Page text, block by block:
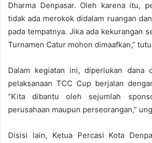
Dharma Denpasar. Oleh karena itu,
tidak ada merokok didalam ruangan
pada tempatnya. Jika ada kekurangan
Turnamen Catur mohon dimaafkan,”
Dalam kegiatan ini, diperlukan dana
pelaksanaan TCC Cup berjalan
“Kita dibantu oleh sejumlah
perusahaan maupun perseorangan,”
Disisi lain, Ketua Percasi Kota